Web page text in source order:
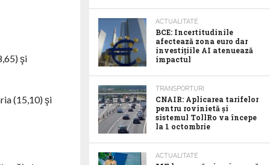
şi
(15,10) şi
ACTUALITATE
BCE: Incertitudinile
afectează zona euro dar
investițiile AI atenuează
impactul
TRANSPORTURI
CNAIR: Aplicarea tarifelor
pentru rovinietă și
sistemul TollRo va începe
la 1 octombrie
ACTUALITATE